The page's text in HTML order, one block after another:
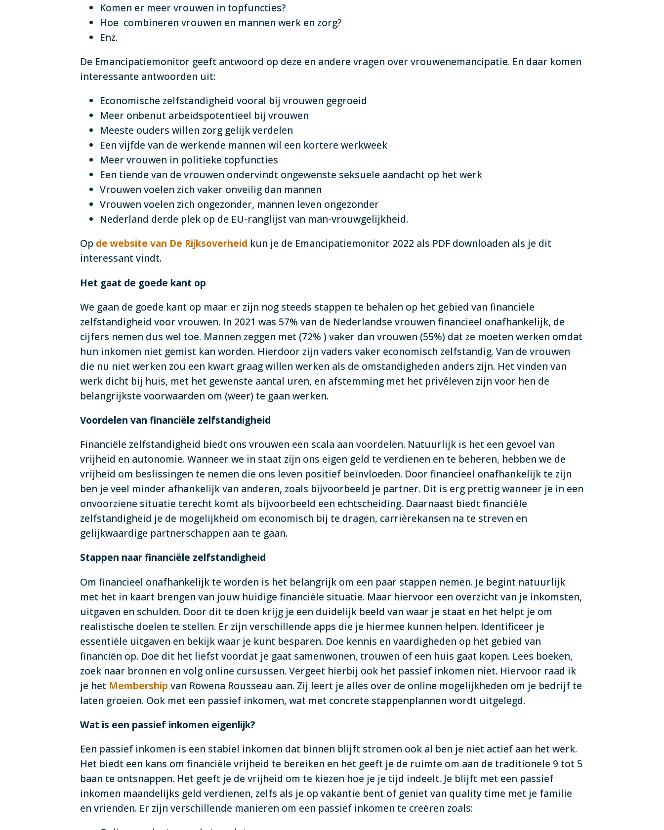
Komen er meer vrouwen in topfuncties?
Hoe combineren vrouwen en mannen werk en zorg?
Enz.
De Emancipatiemonitor geeft antwoord op deze en andere vragen over vrouwenemancipatie. En daar komen
interessante antwoorden uit:
Economische zelfstandigheid vooral bij vrouwen gegroeid
Meer onbenut arbeidspotentieel bij vrouwen
Meeste ouders willen zorg gelijk verdelen
Een vijfde van de werkende mannen wil een kortere werkweek
Meer vrouwen in politieke topfuncties
Een tiende van de vrouwen ondervindt ongewenste seksuele aandacht op het werk
Vrouwen voelen zich vaker onveilig dan mannen
Vrouwen voelen zich ongezonder, mannen leven ongezonder
Nederland derde plek op de EU-ranglijst van man-vrouwgelijkheid.
Op de website van De Rijksoverheid kun je de Emancipatiemonitor 2022 als PDF downloaden als je dit
interessant vindt.
Het gaat de goede kant op
We gaan de goede kant op maar er zijn nog steeds stappen te behalen op het gebied van financiële
zelfstandigheid voor vrouwen. In 2021 was 57% van de Nederlandse vrouwen financieel onafhankelijk, de
cijfers nemen dus wel toe. Mannen zeggen met (72% ) vaker dan vrouwen (55%) dat ze moeten werken omdat
hun inkomen niet gemist kan worden. Hierdoor zijn vaders vaker economisch zelfstandig. Van de vrouwen
die nu niet werken zou een kwart graag willen werken als de omstandigheden anders zijn. Het vinden van
werk dicht bij huis, met het gewenste aantal uren, en afstemming met het privéleven zijn voor hen de
belangrijkste voorwaarden om (weer) te gaan werken.
Voordelen van financiële zelfstandigheid
Financiële zelfstandigheid biedt ons vrouwen een scala aan voordelen. Natuurlijk is het een gevoel van
vrijheid en autonomie. Wanneer we in staat zijn ons eigen geld te verdienen en te beheren, hebben we de
vrijheid om beslissingen te nemen die ons leven positief beïnvloeden. Door financieel onafhankelijk te zijn
ben je veel minder afhankelijk van anderen, zoals bijvoorbeeld je partner. Dit is erg prettig wanneer je in een
onvoorziene situatie terecht komt als bijvoorbeeld een echtscheiding. Daarnaast biedt financiële
zelfstandigheid je de mogelijkheid om economisch bij te dragen, carrièrekansen na te streven en
gelijkwaardige partnerschappen aan te gaan.
Stappen naar financiële zelfstandigheid
Om financieel onafhankelijk te worden is het belangrijk om een paar stappen nemen. Je begint natuurlijk
met het in kaart brengen van jouw huidige financiële situatie. Maar hiervoor een overzicht van je inkomsten,
uitgaven en schulden. Door dit te doen krijg je een duidelijk beeld van waar je staat en het helpt je om
realistische doelen te stellen. Er zijn verschillende apps die je hiermee kunnen helpen. Identificeer je
essentiële uitgaven en bekijk waar je kunt besparen. Doe kennis en vaardigheden op het gebied van
financiën op. Doe dit het liefst voordat je gaat samenwonen, trouwen of een huis gaat kopen. Lees boeken,
zoek naar bronnen en volg online cursussen. Vergeet hierbij ook het passief inkomen niet. Hiervoor raad ik
je het Membership van Rowena Rousseau aan. Zij leert je alles over de online mogelijkheden om je bedrijf te
laten groeien. Ook met een passief inkomen, wat met concrete stappenplannen wordt uitgelegd.
Wat is een passief inkomen eigenlijk?
Een passief inkomen is een stabiel inkomen dat binnen blijft stromen ook al ben je niet actief aan het werk.
Het biedt een kans om financiële vrijheid te bereiken en het geeft je de ruimte om aan de traditionele 9 tot 5
baan te ontsnappen. Het geeft je de vrijheid om te kiezen hoe je je tijd indeelt. Je blijft met een passief
inkomen maandelijks geld verdienen, zelfs als je op vakantie bent of geniet van quality time met je familie
en vrienden. Er zijn verschillende manieren om een passief inkomen te creëren zoals: